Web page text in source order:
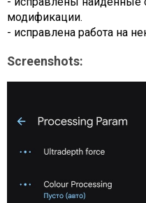
модификации.
- исправлена работа на
Screenshots: